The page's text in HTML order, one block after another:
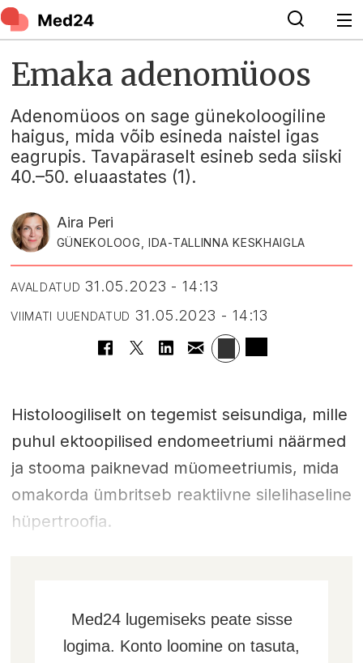
Emaka adenomüoos
Adenomüoos on sage günekoloogiline
haigus, mida võib esineda naistel igas
eagrupis. Tavapäraselt esineb seda siiski
40.–50. eluaastates (1).
Aira Peri
GÜNEKOLOOG, IDA-TALLINNA KESKHAIGLA
AVALDATUD 31.05.2023 - 14:13
VIIMATI UUENDATUD 31.05.2023 - 14:13
Histoloogiliselt on tegemist seisundiga, mille
puhul ektoopilised endomeetriumi näärmed
ja stooma paiknevad müomeetriumis, mida
omakorda ümbritseb reaktiivne silelihaseline
hüpertroofia.
Med24 lugemiseks peate sisse
logima. Konto loomine on tasuta,